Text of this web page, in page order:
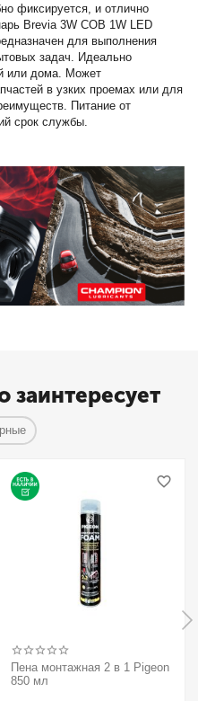
фиксируется, и отлично
Brevia 3W COB 1W LED
для выполнения
задач. Идеально
или дома. Может
в узких проемах или для
Питание от
срок службы.
заинтересует
Пена монтажная 2 в 1 Pigeon
850 мл